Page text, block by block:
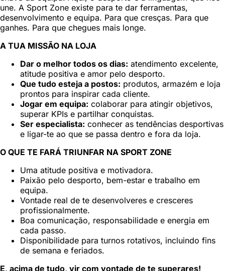
une. A Sport Zone existe para te dar ferramentas,
desenvolvimento e equipa. Para que cresças. Para que
ganhes. Para que chegues mais longe.
A TUA MISSÃO NA LOJA
Dar o melhor todos os dias: atendimento excelente,
atitude positiva e amor pelo desporto.
Que tudo esteja a postos: produtos, armazém e loja
prontos para inspirar cada cliente.
Jogar em equipa: colaborar para atingir objetivos,
superar KPIs e partilhar conquistas.
Ser especialista: conhecer as tendências desportivas
e ligar-te ao que se passa dentro e fora da loja.
O QUE TE FARÁ TRIUNFAR NA SPORT ZONE
Uma atitude positiva e motivadora.
Paixão pelo desporto, bem-estar e trabalho em
equipa.
Vontade real de te desenvolveres e cresceres
profissionalmente.
Boa comunicação, responsabilidade e energia em
cada passo.
Disponibilidade para turnos rotativos, incluindo fins
de semana e feriados.
E, acima de tudo, vir com vontade de te superares!